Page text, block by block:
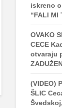
iskreno
“FALI MI
OVAKO
CECE
otvaraju
(VIDEO)
ŠLIC